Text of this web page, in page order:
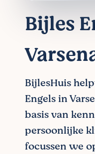
Bijles
BijlesHuis
Engels in
basis van
persoonlijke
focussen we